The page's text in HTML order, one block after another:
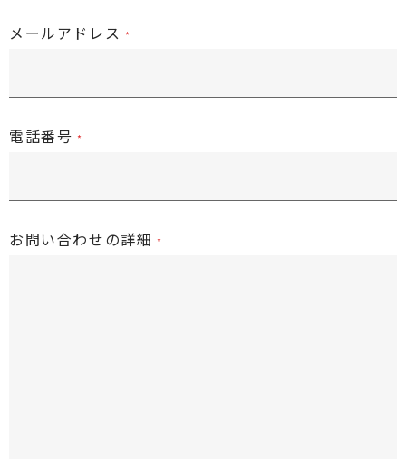
メールアドレス
電話番号
お問い合わせの詳細